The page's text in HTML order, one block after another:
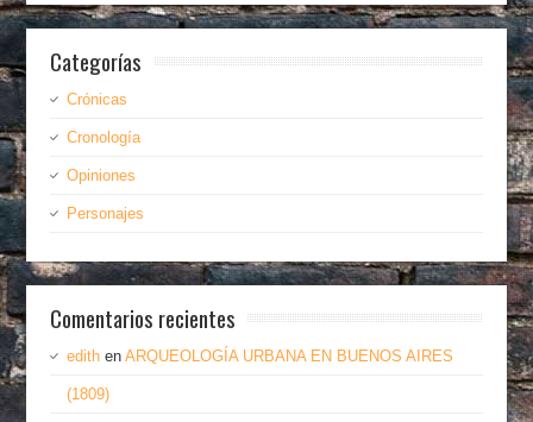
Categorías
Crónicas
Cronología
Opiniones
Personajes
Comentarios recientes
edith enARQUEOLOGÍA URBANA EN BUENOS AIRES
(1809)